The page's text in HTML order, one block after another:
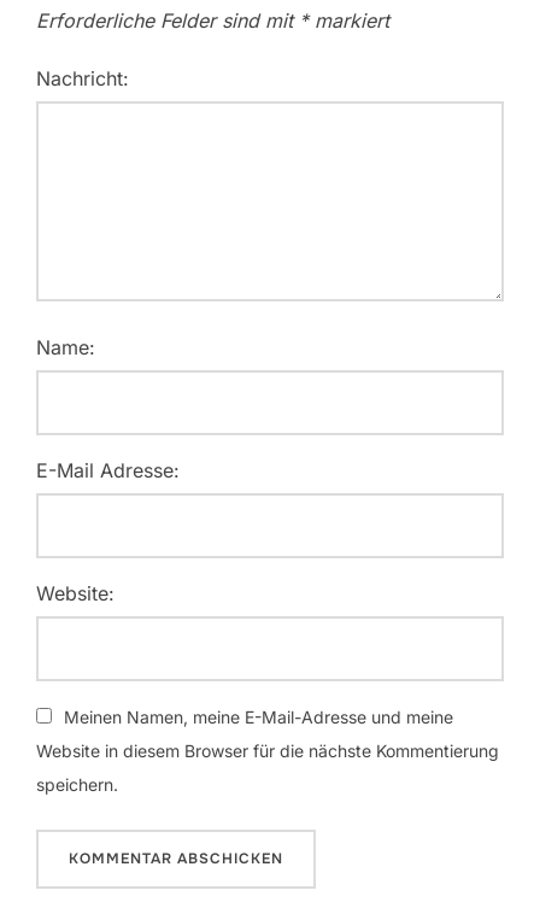
Erforderliche Felder sind mit *markiert
Nachricht:
Name:
E-Mail Adresse:
Website:
Meinen Namen, meine E-Mail-Adresse und meine
Website in diesem Browser für die nächste Kommentierung
speichern.